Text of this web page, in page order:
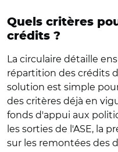
Quels critères
crédits ?
La circulaire détaille
répartition des crédits
solution est simple
des critères déjà en
fonds d'appui aux
les sorties de l'ASE, la
sur les remontées des